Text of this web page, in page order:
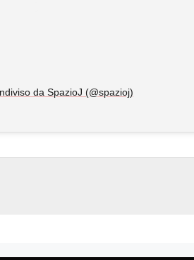
da SpazioJ (@spazioj)